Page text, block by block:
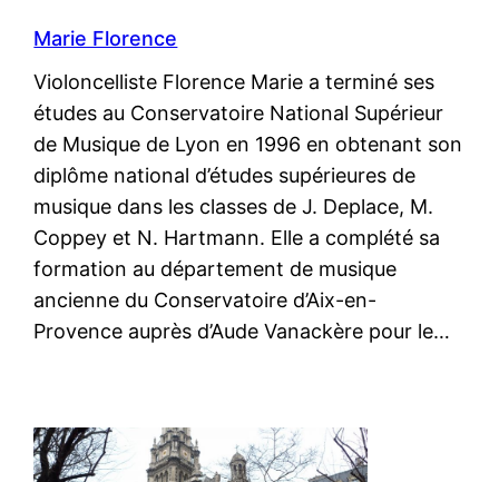
Marie Florence
Violoncelliste Florence Marie a terminé ses
études au Conservatoire National Supérieur
de Musique de Lyon en 1996 en obtenant son
diplôme national d’études supérieures de
musique dans les classes de J. Deplace, M.
Coppey et N. Hartmann. Elle a complété sa
formation au département de musique
ancienne du Conservatoire d’Aix-en-
Provence auprès d’Aude Vanackère pour le…